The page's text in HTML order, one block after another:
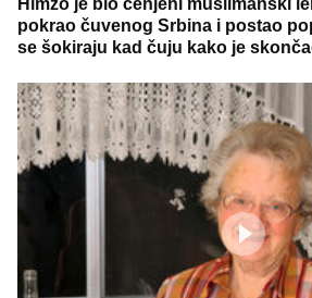
Himzo je bio cenjeni muslimanski
pokrao čuvenog Srbina i postao
se šokiraju kad čuju kako je